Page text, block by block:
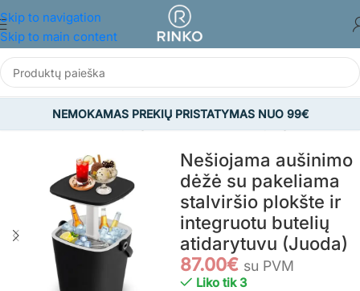
Skip to navigation
Skip to main content
NEMOKAMAS PREKIŲ PRISTATYMAS NUO 99€
LAISVALAIKIS/Kempingas ir aksesuarai/Kempingo aksesuarai
Nešiojama aušinimo
dėžė su pakeliama
stalviršio plokšte ir
integruotu butelių
atidarytuvu (Juoda)
87.00€ su PVM
Liko tik 3